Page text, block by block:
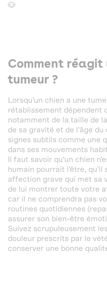
🐶
Comment réagit
tumeur ?
Lorsqu'un chien a une
rétablissement dépendent
notamment de la taille de
de sa gravité et de l'âge
signes subtils comme une
dans ses mouvements
Il faut savoir qu'un chien
humain pourrait l'être, qu'il
affection grave qui met sa
de lui montrer toute votre
car il ne comprendra pas
routines quotidiennes
assurer son bien-être
Suivez scrupuleusement
douleur prescrits par le
conserver une bonne